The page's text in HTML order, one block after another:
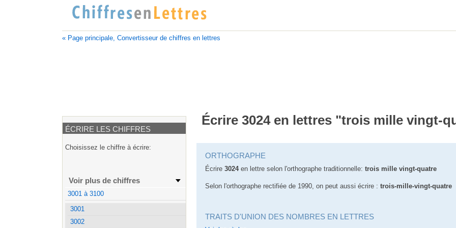
« Page principale, Convertisseur de chiffres en lettres
Écrire 3024 en lettres "trois mille vingt-
ORTHOGRAPHE
Écrire 3024en lettre selon l'orthographe traditionnelle: trois mille vingt-quatre
Selon l'orthographe rectifiée de 1990, on peut aussi écrire : trois-mille-vingt-quatre
TRAITS D'UNION DES NOMBRES EN LETTRES
ÉCRIRE LES CHIFFRES
Choisissez le chiffre à écrire:
Voir plus de chiffres
3001 à 3100
3001
3002